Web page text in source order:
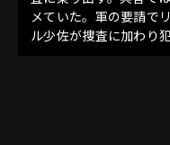
メていた。軍の要請で
ル少佐が捜査に加わり